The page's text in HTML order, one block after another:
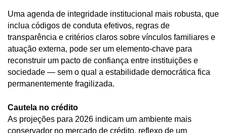
Uma agenda de integridade institucional mais robusta, que
inclua códigos de conduta efetivos, regras de
transparência e critérios claros sobre vínculos familiares e
atuação externa, pode ser um elemento-chave para
reconstruir um pacto de confiança entre instituições e
sociedade — sem o qual a estabilidade democrática fica
permanentemente fragilizada.
Cautela no crédito
As projeções para 2026 indicam um ambiente mais
conservador no mercado de crédito, reflexo de um